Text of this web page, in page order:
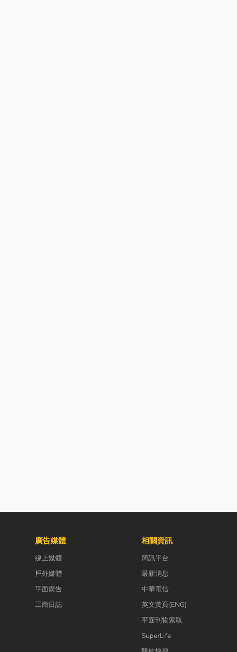
廣告媒體
線上媒體
戶外媒體
平面廣告
工商日誌
相關資訊
簡訊平台
最新消息
中華電信
英文黃頁(ENG)
平面刊物索取
SuperLife